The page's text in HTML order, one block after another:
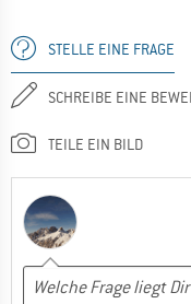
STELLE EINE FRAGE
SCHREIBE EINE
TEILE EIN BILD